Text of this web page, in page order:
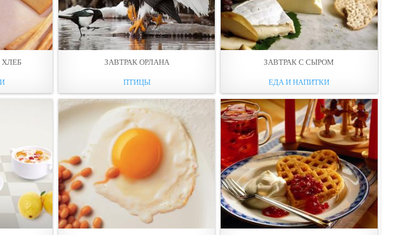
ХЛЕБ ЗАВТРАК ОРЛАНА
ПТИЦЫ
ЗАВТРАК С СЫРОМ
ЕДА И НАПИТКИ